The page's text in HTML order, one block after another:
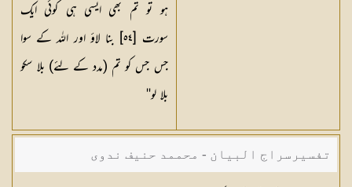
ہو تو تم بھی ایسی ہی کوئی ایک
سورت [٥٤] بنا لاؤ اور اللہ کے سوا
جس جس کو تم (مدد کے لئے) بلا سکو
بلا لو''
تفسیرسراج البیان - محممد حنیف ندوی